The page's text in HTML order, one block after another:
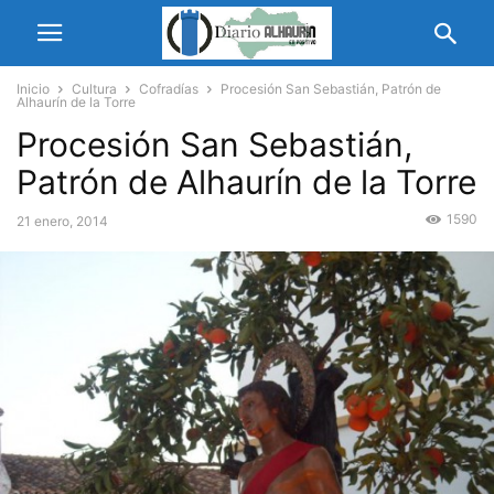
Inicio Cultura Cofradías
Procesión San Sebastián, Patrón de
Alhaurín de la Torre
Procesión San Sebastián,
Patrón de Alhaurín de la Torre
21 enero, 2014 1590